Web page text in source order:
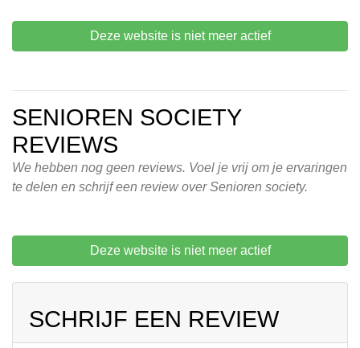
Deze website is niet meer actief
SENIOREN SOCIETY
REVIEWS
We hebben nog geen reviews. Voel je vrij om je ervaringen
te delen en schrijf een review over Senioren society.
Deze website is niet meer actief
SCHRIJF EEN REVIEW